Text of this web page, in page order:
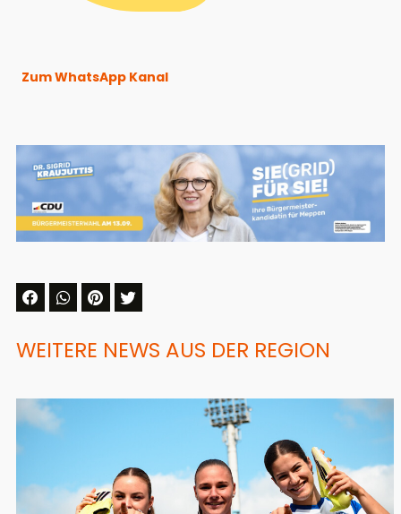
Zum WhatsApp Kanal
WEITERE NEWS AUS DER REGION